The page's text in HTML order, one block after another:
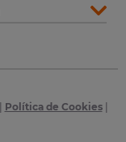
Política de Cookies|